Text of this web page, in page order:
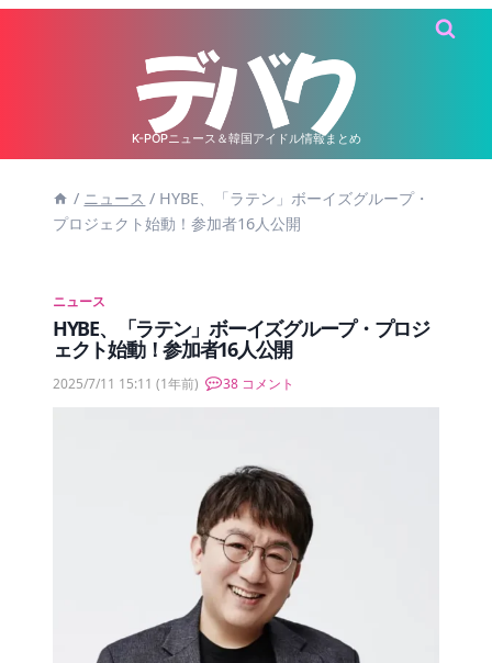
K-POPニュース＆韓国アイドル情報まとめ
/ ニュース / HYBE、「ラテン」ボーイズグループ・
プロジェクト始動！参加者16人公開
ニュース
HYBE、「ラテン」ボーイズグループ・プロジ
ェクト始動！参加者16人公開
2025/7/11 15:11 (1年前) 38 コメント